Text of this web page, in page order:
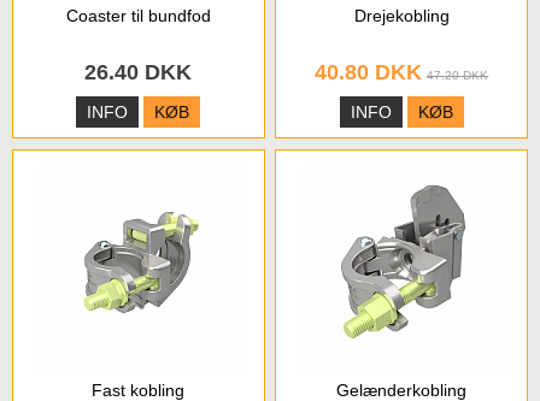
Coaster til bundfod
26.40 DKK
INFO KØB
Drejekobling
40.80 DKK 47.20 DKK
INFO KØB
Fast kobling Gelænderkobling